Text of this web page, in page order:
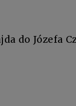
do Józefa